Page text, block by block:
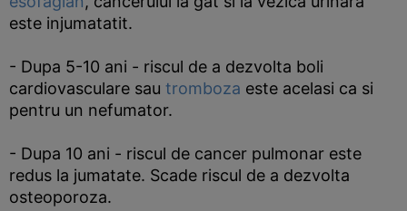
este injumatatit.
- Dupa 5-10 ani - riscul de a dezvolta boli
cardiovasculare sau tromboza este acelasi ca si
pentru un nefumator.
- Dupa 10 ani - riscul de cancer pulmonar este
redus la jumatate. Scade riscul de a dezvolta
osteoporoza.